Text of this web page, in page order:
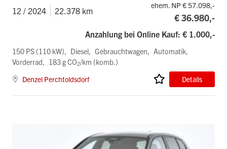
12 / 2024 22.378 km
ehem. NP € 57.098,-
€ 36.980,-
Anzahlung bei Online Kauf: € 1.000,-
150 PS (110 kW) Diesel Gebrauchtwagen
Automatik
Vorderrad
183 g CO2/km (komb.)
Denzel Perchtoldsdorf
Details